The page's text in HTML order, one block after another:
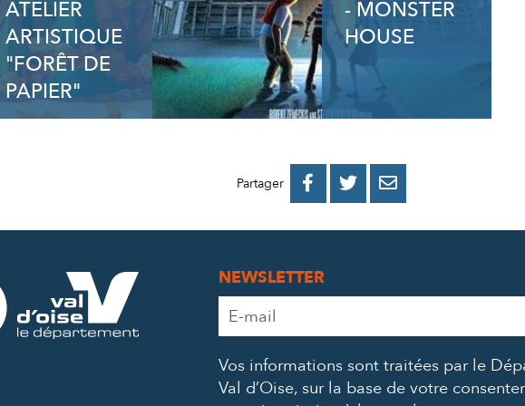
ATELIER
ARTISTIQUE
"FORÊT DE
PAPIER"
- MONSTER
HOUSE
Partager 
PARTAGER
PARTAGER
PARTAGER
NEWSLETTER
Adresse
e-
*
Vos informations sont traitées par le
Val d’Oise, sur la base de votre